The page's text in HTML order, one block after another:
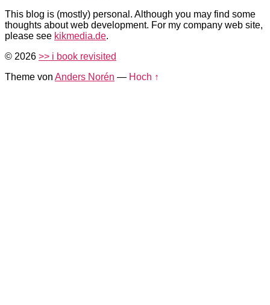
This blog is (mostly) personal. Although you may find some
thoughts about web development. For my company web site,
please see kikmedia.de.
© 2026 >> i book revisited
Theme von Anders Norén — Hoch ↑